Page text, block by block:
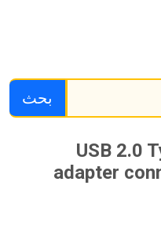
بحث
USB 2.0
adapter